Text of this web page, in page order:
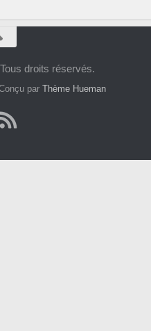
droits réservés.
par Thème Hueman